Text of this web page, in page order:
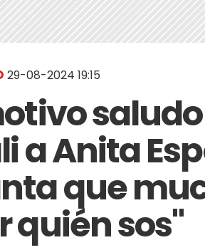
29-08-2024 19:15
a Anita
que
quién sos"